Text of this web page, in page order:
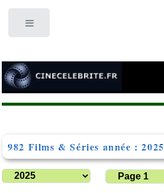
982 Films & Séries année : 2025